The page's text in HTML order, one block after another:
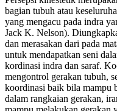
bagian tubuh atau
yang mengacu pada indra
Jack K. Nelson).
dan merasakan dari pada
untuk mendapatkan seni
kordinasi indra dan saraf.
mengontrol gerakan tubuh,
koordinasi baik bila mampu
dalam rangkaian gerakan,